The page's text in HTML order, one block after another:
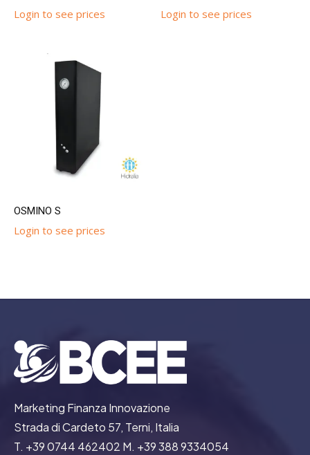
Login to see prices Login to see prices
OSMINO S
Login to see prices
Marketing Finanza Innovazione
Strada di Cardeto 57, Terni, Italia
T. +39 0744 462402 M. +39 388 9334054